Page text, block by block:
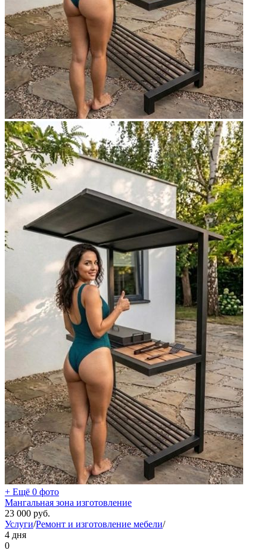
+ Ещё 0 фото
Мангальная зона изготовление
23 000 руб.
Услуги/Ремонт и изготовление мебели/
4 дня
0